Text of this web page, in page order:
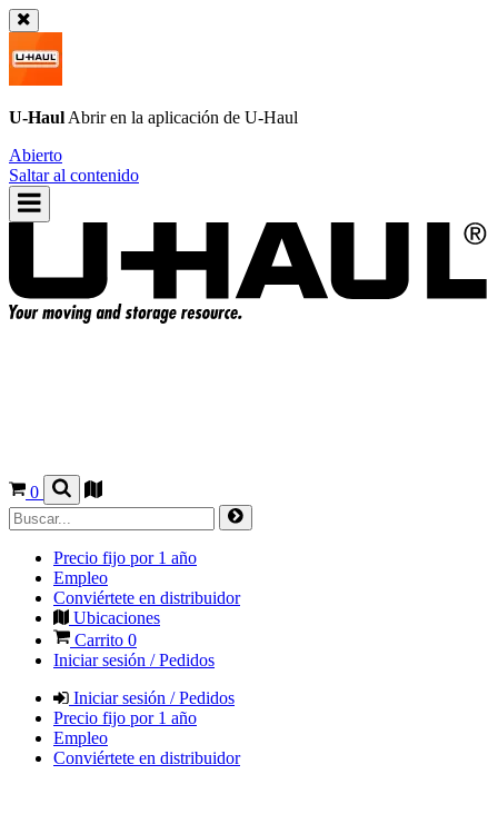
U-Haul Abrir en la aplicación de U-Haul
Abierto
Saltar al contenido
0
Precio fijo por 1 año
Empleo
Conviértete en distribuidor
Ubicaciones
Carrito 0
Iniciar sesión / Pedidos
Iniciar sesión / Pedidos
Precio fijo por 1 año
Empleo
Conviértete en distribuidor